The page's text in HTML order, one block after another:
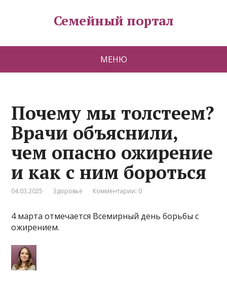
Семейный портал
МЕНЮ
Почему мы толстеем?
Врачи объяснили,
чем опасно ожирение
и как с ним бороться
04.03.2025 Здоровье Комментарии: 0
4 марта отмечается Всемирный день борьбы с
ожирением.